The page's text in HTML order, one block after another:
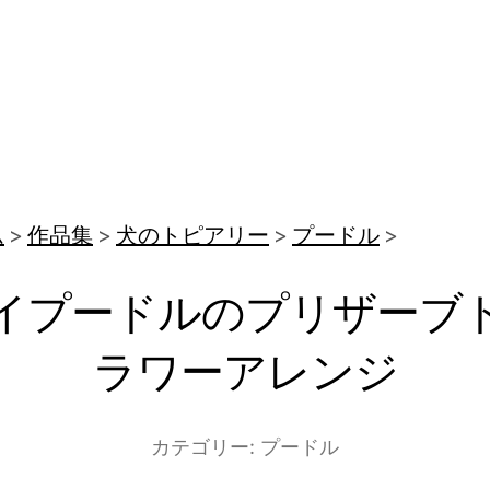
作品集 犬のトピアリー プードル
プードルのプリザーブ
ラワーアレンジ
カテゴリー: プードル